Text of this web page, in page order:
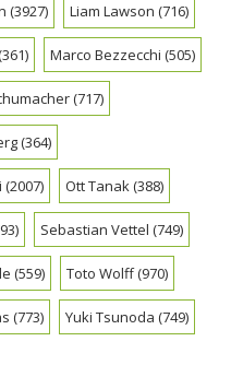
(3927) Liam Lawson (716)
Marco Bezzecchi (505)
(717)
(364)
(2007) Ott Tanak(388)
Sebastian Vettel (749)
(559) Toto Wolff(970)
(773) Yuki Tsunoda (749)